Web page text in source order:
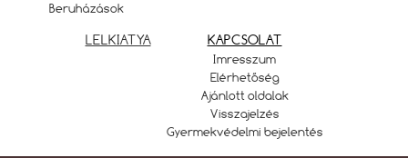
Beruházások
LELKIATYA KAPCSOLAT
Imresszum
Elérhetőség
Ajánlott oldalak
Visszajelzés
Gyermekvédelmi bejelentés